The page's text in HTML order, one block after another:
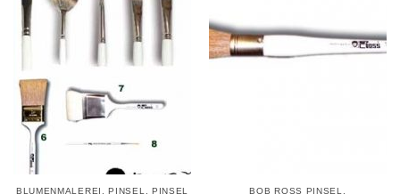
BLUMENMALEREI ,PINSEL
PINSEL
BOB ROSS PINSEL